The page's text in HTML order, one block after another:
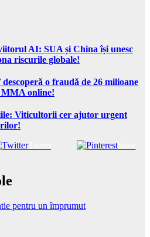
AI: SUA și China își unesc
riscurile globale!
o fraudă de 26 milioane
MMA online!
Viticultorii cer ajutor urgent
Tweet Save
pentru un împrumut